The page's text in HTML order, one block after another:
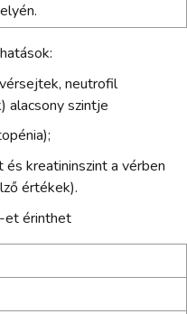
neutrofil
alacsony szintje
kreatininszint a vérben
értékek).
et érinthet